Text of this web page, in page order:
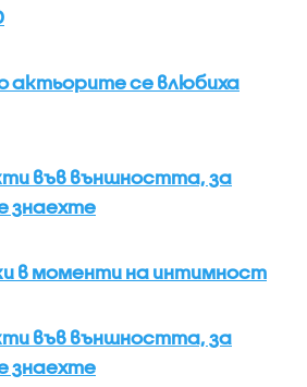
актьорите се влюбиха
във външността, за
знаехте
в моменти на интимност
във външността, за
знаехте